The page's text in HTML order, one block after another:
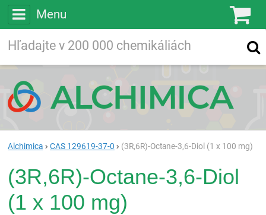
Menu
Vyhľadávanie
Alchimica CAS 129619-37-0 (3R,6R)-Octane-3,6-Diol (1 x 100 mg)
(3R,6R)-Octane-3,6-Diol
(1 x 100 mg)